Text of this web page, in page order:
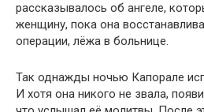
рассказывалось об ангеле,
женщину, пока она
операции, лёжа в больнице.
Так однажды ночью Капорале
И хотя она никого не звала,